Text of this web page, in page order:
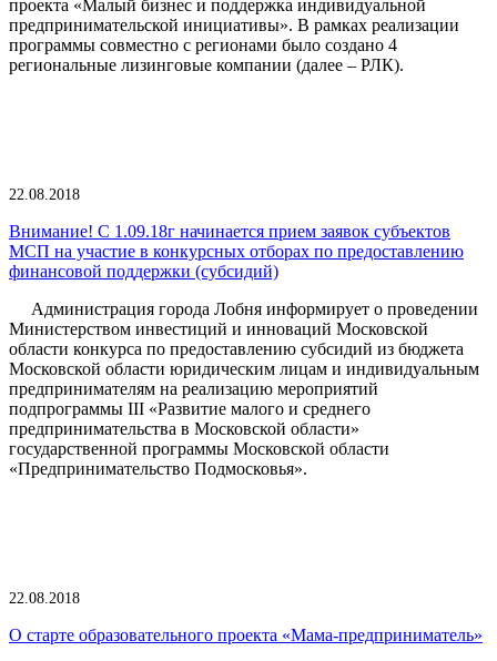
проекта «Малый бизнес и поддержка индивидуальной
предпринимательской инициативы». В рамках реализации
программы совместно с регионами было создано 4
региональные лизинговые компании (далее – РЛК).
22.08.2018
Внимание! С 1.09.18г начинается прием заявок субъектов
МСП на участие в конкурсных отборах по предоставлению
финансовой поддержки (субсидий)
Администрация города Лобня информирует о проведении
Министерством инвестиций и инноваций Московской
области конкурса по предоставлению субсидий из бюджета
Московской области юридическим лицам и индивидуальным
предпринимателям на реализацию мероприятий
подпрограммы III «Развитие малого и среднего
предпринимательства в Московской области»
государственной программы Московской области
«Предпринимательство Подмосковья».
22.08.2018
О старте образовательного проекта «Мама-предприниматель»